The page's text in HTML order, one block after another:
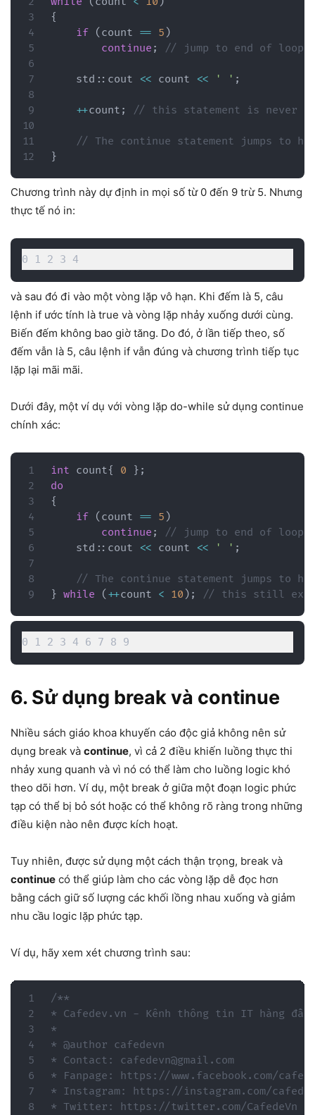
{
if ( count == 5 )
continue ; // jump to end of loop
    std
:: cout << count << ' ' ;
++count ; // this statement is never
// The continue statement jumps to
}
Chương trình này dự định in mọi số từ 0 đến 9 trừ 5. Nhưng
thực tế nó in:
0 1 2 3 4
và sau đó đi vào một vòng lặp vô hạn. Khi đếm là 5, câu
lệnh if ước tính là true và vòng lặp nhảy xuống dưới cùng.
Biến đếm không bao giờ tăng. Do đó, ở lần tiếp theo, số
đếm vẫn là 5, câu lệnh if vẫn đúng và chương trình tiếp tục
lặp lại mãi mãi.
Dưới đây, một ví dụ với vòng lặp do-while sử dụng continue
chính xác:
int count{ 0 } ;
do
{
if ( count == 5 )
continue ;
// jump to end of loop
    std
:: cout << count << ' ' ;
// The continue statement jumps to
} while ( ++count < 10 ) ; // this still
0 1 2 3 4 6 7 8 9
6. Sử dụng break và continue
Nhiều sách giáo khoa khuyến cáo độc giả không nên sử
dụng break và continue, vì cả 2 điều khiến luồng thực thi
nhảy xung quanh và vì nó có thể làm cho luồng logic khó
theo dõi hơn. Ví dụ, một break ở giữa một đoạn logic phức
tạp có thể bị bỏ sót hoặc có thể không rõ ràng trong những
điều kiện nào nên được kích hoạt.
Tuy nhiên, được sử dụng một cách thận trọng, break và
continue có thể giúp làm cho các vòng lặp dễ đọc hơn
bằng cách giữ số lượng các khối lồng nhau xuống và giảm
nhu cầu logic lặp phức tạp.
Ví dụ, hãy xem xét chương trình sau:
/**
* Cafedev.vn - Kênh thông tin IT hàng đầu
*
* @author cafedevn
* Contact: cafedevn@gmail.com
* Fanpage: https://www.facebook.com/
* Instagram: https://instagram.com/
* Twitter: https://twitter.com/CafedeVn